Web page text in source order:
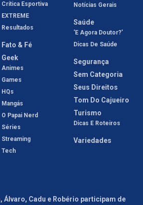
Crítica Esportiva
EXTREME
Resultados
Fato & Fé
Geek
Animes
Games
HQs
Mangás
O Papai Nerd
Séries
Streaming
Tech
Notícias Gerais
Saúde
'E Agora Doutor?'
Dicas De Saúde
Segurança
Sem Categoria
Seus Direitos
Tom Do Cajueiro
Turismo
Dicas E Roteiros
Variedades
Álvaro, Cadu e Robério participam de